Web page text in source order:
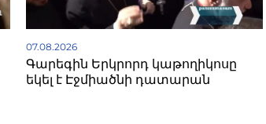
07.08.2026
Գարեգին Երկրորդ կաթողիկոսը
եկել է Էջմիածնի դատարան